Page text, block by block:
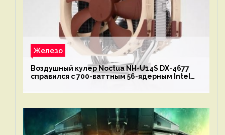
Железо
Воздушный кулер Noctua NH-U14S DX-4677
справился с 700-ваттным 56-ядерным Intel